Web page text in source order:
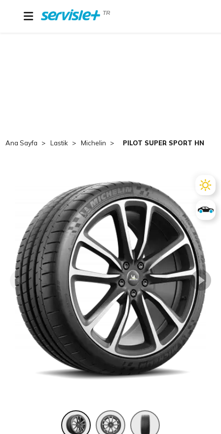
TR
Ana Sayfa Lastik Michelin PILOT SUPER SPORT HN MI